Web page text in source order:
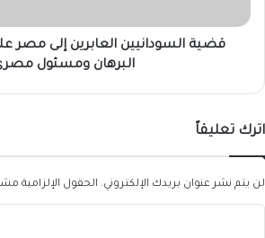
البرهان
ومسئولقضية السودانيين العابرين إلى مصر
البرهان ومسئول
اترك تعليقاً
لن يتم نشر عنوان بريدك الإلكتروني. الحقول الإلزامية